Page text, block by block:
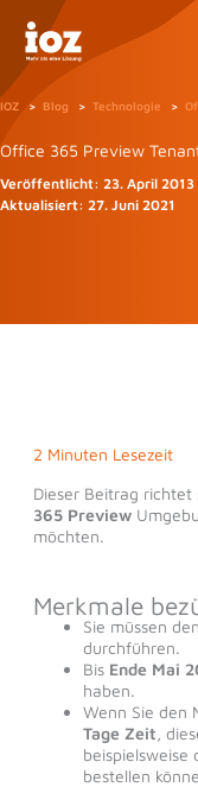
Inhalt
springen
IOZ Blog Technologie
Office 365 Preview
Veröffentlicht: 23. April 2013
Aktualisiert: 27. Juni 2021
2 Minuten Lesezeit
Dieser Beitrag richtet
365 Preview
möchten.
Merkmale
Sie müssen
durchführen.
Bis Ende Mai
haben.
Wenn Sie den
Tage Zeit ,
beispielsweise
bestellen